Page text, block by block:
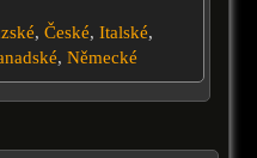
, České, Italské,
, Německé